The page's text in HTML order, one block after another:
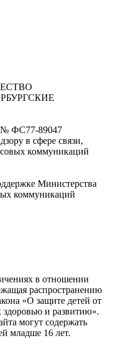
№ ФС77-89047
в сфере связи,
коммуникаций
Министерства
коммуникаций
в отношении
распространению
«О защите детей от
и развитию».
могут содержать
младше 16 лет.